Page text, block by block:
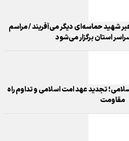
شهید حماسه‌ای دیگر می‌آفریند / مراسم
استان برگزار می‌شود
تجدید عهد امت اسلامی و تداوم راه
مقاومت